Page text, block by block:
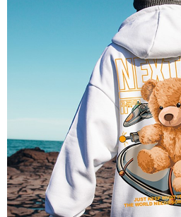
3. Jumlah kelulusan sebenar, bilangan
adalah berdasarkan halaman
4. Dalam masa 30 minit selepas pesanan
untuk mengesahkan transaksi atau jika
akan dibatalkan secara automatik. Jika
semakan khusus" yang tidak lulus, ini
penilaian tidak mencukupi, tiada
penilaian boleh diberikan.
【Penerangan Kaedah Pembayaran】
1. Pembayaran ansuran tidak
"Pembayaran Ansuran Gogo" akan
pembayaran selepas tarikh penyelesaian
2. Melalui pautan SMS untuk membuka
membayar melalui "Kod bar kedai
Mobile / Pemindahan bank / Pembayaran
saluran lain.